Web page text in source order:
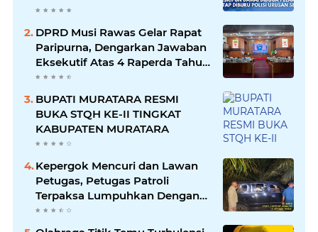
DPRD Musi Rawas Gelar Rapat
Paripurna, Dengarkan Jawaban
Eksekutif Atas 4 Raperda Tahun
2026
BUPATI MURATARA RESMI
BUKA STQH KE-II TINGKAT
KABUPATEN MURATARA
Kepergok Mencuri dan Lawan
Petugas, Petugas Patroli
Terpaksa Lumpuhkan Dengan
Peluru Karet